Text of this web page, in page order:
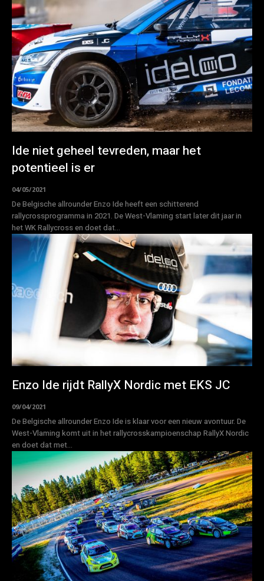
Ide niet geheel tevreden, maar het
potentieel is er
04/05/2021
De Belgische allrounder Enzo Ide heeft een schitterend
rallycrossprogramma in 2021. De West-Vlaming start later dit jaar in
het WK Rallycross en doet dat...
Enzo Ide rijdt RallyX Nordic met EKS JC
09/04/2021
De Belgische allrounder Enzo Ide is klaar voor een nieuw avontuur. De
West-Vlaming komt uit in het rallycrosskampioenschap RallyX Nordic
en doet dat met...